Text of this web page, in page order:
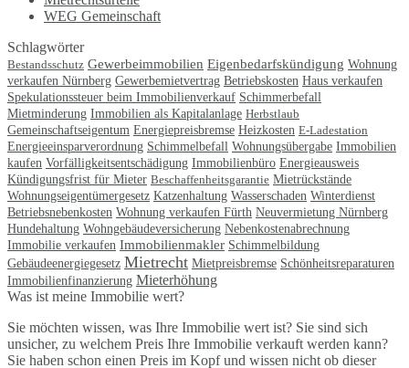
WEG Gemeinschaft
Schlagwörter
Bestandsschutz Gewerbeimmobilien Eigenbedarfskündigung Wohnung
verkaufen Nürnberg Gewerbemietvertrag Betriebskosten Haus verkaufen
Spekulationssteuer beim Immobilienverkauf Schimmerbefall
Mietminderung Immobilien als Kapitalanlage Herbstlaub
Gemeinschaftseigentum Energiepreisbremse Heizkosten E-Ladestation
Energieeinsparverordnung Schimmelbefall Wohnungsübergabe Immobilien
kaufen Vorfälligkeitsentschädigung Immobilienbüro Energieausweis
Kündigungsfrist für Mieter Beschaffenheitsgarantie Mietrückstände
Wohnungseigentümergesetz Katzenhaltung Wasserschaden Winterdienst
Betriebsnebenkosten Wohnung verkaufen Fürth Neuvermietung Nürnberg
Hundehaltung Wohngebäudeversicherung Nebenkostenabrechnung
Immobilie verkaufen Immobilienmakler Schimmelbildung
Gebäudeenergiegesetz Mietrecht Mietpreisbremse Schönheitsreparaturen
Immobilienfinanzierung Mieterhöhung
Was ist meine Immobilie wert?
Sie möchten wissen, was Ihre Immobilie wert ist? Sie sind sich
unsicher, zu welchem Preis Ihre Immobilie verkauft werden kann?
Sie haben schon einen Preis im Kopf und wissen nicht ob dieser